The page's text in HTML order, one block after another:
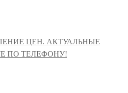
ЦЕН. АКТУАЛЬНЫЕ
ПО ТЕЛЕФОНУ!